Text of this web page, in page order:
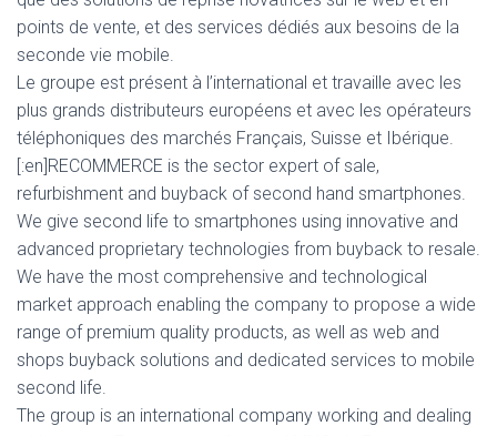
points de vente, et des services dédiés aux besoins de la
seconde vie mobile.
Le groupe est présent à l’international et travaille avec les
plus grands distributeurs européens et avec les opérateurs
téléphoniques des marchés Français, Suisse et Ibérique.
[:en]RECOMMERCE is the sector expert of sale,
refurbishment and buyback of second hand smartphones.
We give second life to smartphones using innovative and
advanced proprietary technologies from buyback to resale.
We have the most comprehensive and technological
market approach enabling the company to propose a wide
range of premium quality products, as well as web and
shops buyback solutions and dedicated services to mobile
second life.
The group is an international company working and dealing